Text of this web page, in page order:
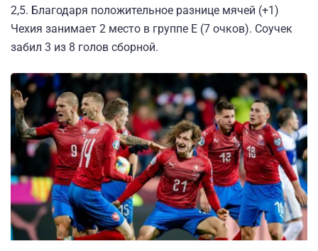
2,5. Благодаря положительное разнице мячей (+1)
Чехия занимает 2 место в группе Е (7 очков). Соучек
забил 3 из 8 голов сборной.